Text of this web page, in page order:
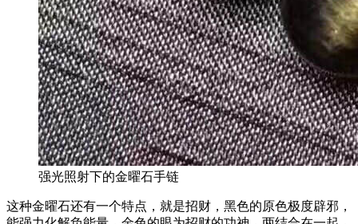
强光照射下的金曜石手链
这种金曜石还有一个特点，就是招财，黑色的原色极度辟邪，